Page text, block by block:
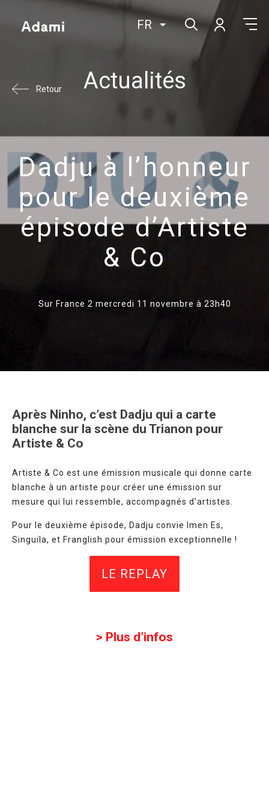
FR
Retour Actualités
Dadju à l’honneur
pour le deuxième
épisode d’Artiste
& Co
Sur France 2 mercredi 11 novembre à 23h40
Après Ninho, c’est Dadju qui a carte
blanche sur la scène du Trianon pour
Artiste & Co
Artiste & Co est une émission musicale qui donne carte
blanche à un artiste pour créer une émission sur
mesure qui lui ressemble, accompagnés d’artistes.
Pour le deuxième épisode, Dadju convie Imen Es,
Singuila, et Franglish pour émission exceptionnelle !
LE REPLAY
> Plus d’infos